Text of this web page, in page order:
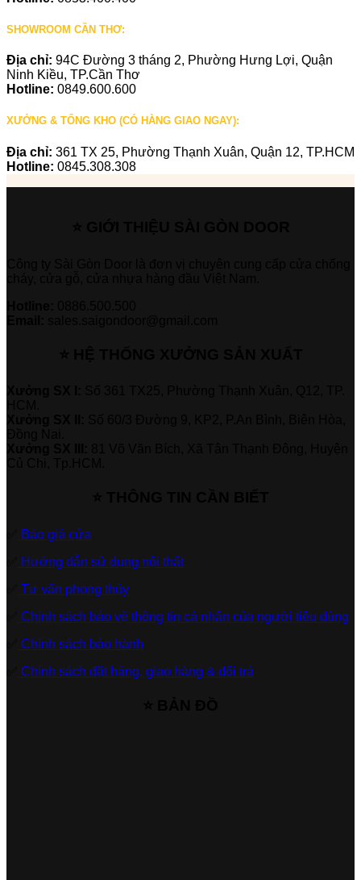
SHOWROOM CẦN THƠ:
Địa chỉ: 94C Đường 3 tháng 2, Phường Hưng Lợi, Quận
Ninh Kiều, TP.Cần Thơ
Hotline: 0849.600.600
XƯỞNG & TỔNG KHO (CÓ HÀNG GIAO NGAY):
Địa chỉ: 361 TX 25, Phường Thạnh Xuân, Quận 12, TP.HCM
Hotline: 0845.308.308
Báo giá cửa
Hướng dẫn sử dụng nội thất
Tư vấn phong thủy
Chính sách bảo vệ thông tin cá nhân của người tiêu dùng
Chính sách bảo hành
Chính sách đặt hàng, giao hàng & đổi trả